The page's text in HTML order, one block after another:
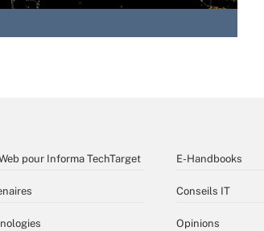
pour Informa TechTarget E-Handbooks
Conseils IT
Opinions